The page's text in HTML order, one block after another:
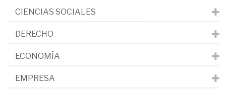
CIENCIAS SOCIALES
DERECHO
ECONOMÍA
EMPRESA